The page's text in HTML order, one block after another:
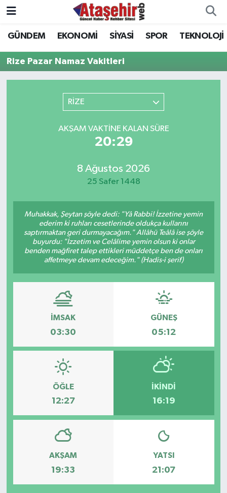
GÜNDEM EKONOMİ SİYASİ SPOR TEKNOLOJİ
Rize Pazar Namaz Vakitleri
RİZE
AKŞAM VAKTINE KALAN SÜRE
20:29
8 Ağustos 2026
25 Safer 1448
Muhakkak, Şeytan şöyle dedi: "Yâ Rabbi! İzzetine yemin
ederim ki ruhları cesetlerinde oldukça kullarını
saptırmaktan geri durmayacağım." Allâhü Teâlâ ise şöyle
buyurdu: "İzzetim ve Celâlime yemin olsun ki onlar
benden mağfiret talep ettikleri müddetçe ben de onları
affetmeye devam edeceğim." (Hadis-i şerif)
İMSAK
03:30
GÜNEŞ
05:12
ÖĞLE
12:27
İKINDI
16:19
AKŞAM
19:33
YATSI
21:07
Hava Durumu
Trafik Durumu
Son Dakika Haberleri